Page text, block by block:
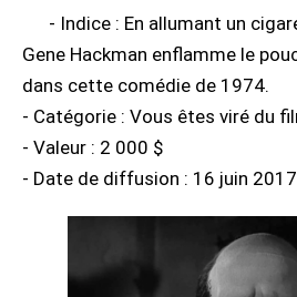
- Indice : En allumant un
Gene Hackman enflamme le
dans cette comédie de 1974.
- Catégorie : Vous êtes viré du
- Valeur : 2 000 $
- Date de diffusion : 16 juin 2017